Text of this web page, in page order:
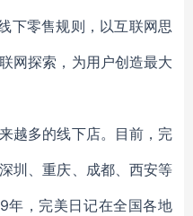
下零售规则，以互联网思
网探索，为用户创造最大
越多的线下店。目前，完
圳、重庆、成都、西安等
年，完美日记在全国各地